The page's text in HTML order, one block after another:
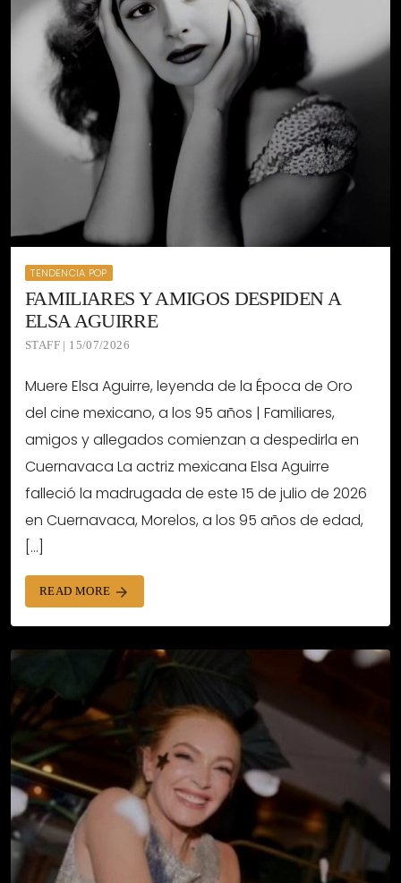
TENDENCIA POP
FAMILIARES Y AMIGOS DESPIDEN A
ELSA AGUIRRE
STAFF | 15/07/2026
Muere Elsa Aguirre, leyenda de la Época de Oro
del cine mexicano, a los 95 años | Familiares,
amigos y allegados comienzan a despedirla en
Cuernavaca La actriz mexicana Elsa Aguirre
falleció la madrugada de este 15 de julio de 2026
en Cuernavaca, Morelos, a los 95 años de edad,
[…]
READ MORE arrow_forward